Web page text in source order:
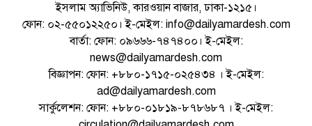
ইসলাম অ্যাভিনিউ, কারওয়ান বাজার, ঢাকা-১২১৫।
ফোন: ০২-৫৫০১২২৫০। ই-মেইল: info@dailyamardesh.com
বার্তা: ফোন: ০৯৬৬৬-৭৪৭৪০০। ই-মেইল:
news@dailyamardesh.com
বিজ্ঞাপন: ফোন: +৮৮০-১৭১৫-০২৫৪৩৪ । ই-মেইল:
ad@dailyamardesh.com
সার্কুলেশন: ফোন: +৮৮০-০১৮১৯-৮৭৮৬৮৭ । ই-মেইল: